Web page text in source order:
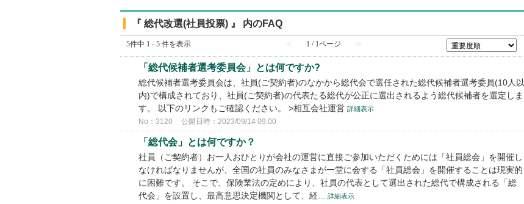
『 総代改選(社員投票) 』 内のFAQ
5件中 1 - 5 件を表示 ≪ 1 / 1ページ ≫
「総代候補者選考委員会」とは何ですか?
総代候補者選考委員会は、社員(ご契約者)のなかから総代会で選任された総代候補者選考委員(10人以
内)で構成されており、社員(ご契約者)の代表たる総代が公正に選出されるよう総代候補者を選定しま
す。 以下のリンクもご確認ください。 >相互会社運営 詳細表示
No：3120 公開日時：2023/09/14 09:00
「総代会」とは何ですか？
社員（ご契約者）お一人おひとりが会社の運営に直接ご参加いただくためには「社員総会」を開催し
なければなりませんが、全国の社員のみなさまが一堂に会する「社員総会」を開催することは現実的
に困難です。 そこで、保険業法の定めにより、社員の代表として選出された総代で構成される「総
代会」を設置し、最高意思決定機関として、経...
詳細表示